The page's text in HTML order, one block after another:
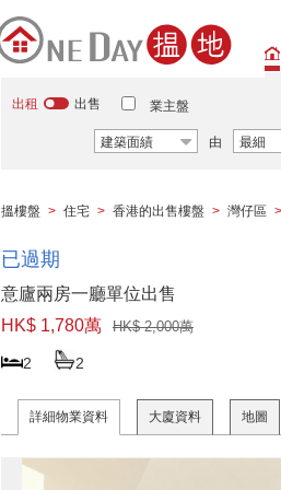
出租 出售 業主盤
建築面績 由 最細
搵樓盤 > 住宅 > 香港的出售樓盤 > 灣仔區 >
已過期
意廬兩房一廳單位出售
HK$ 1,780萬
HK$ 2,000萬
2 2
詳細物業資料 大廈資料 地圖